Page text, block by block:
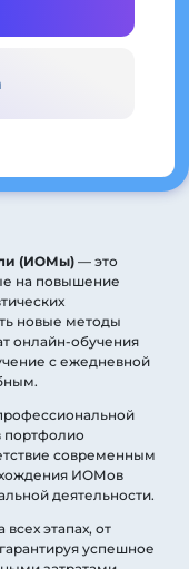
(ИОМы) — это
на повышение
новые методы
онлайн-обучения
с ежедневной
портфолио
современным
ИОМов
деятельности.
этапах, от
успешное